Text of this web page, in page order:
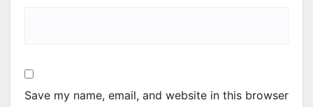
Save my name, email, and website in this browser